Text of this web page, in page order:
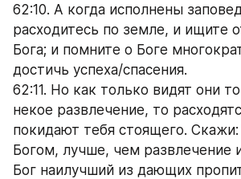
62:10. А когда исполнены
расходитесь по земле, и ищите
Бога; и помните о Боге
достичь успеха/спасения.
62:11. Но как только видят они
некое развлечение, то
покидают тебя стоящего.
Богом, лучше, чем развлечение
Бог наилучший из дающих